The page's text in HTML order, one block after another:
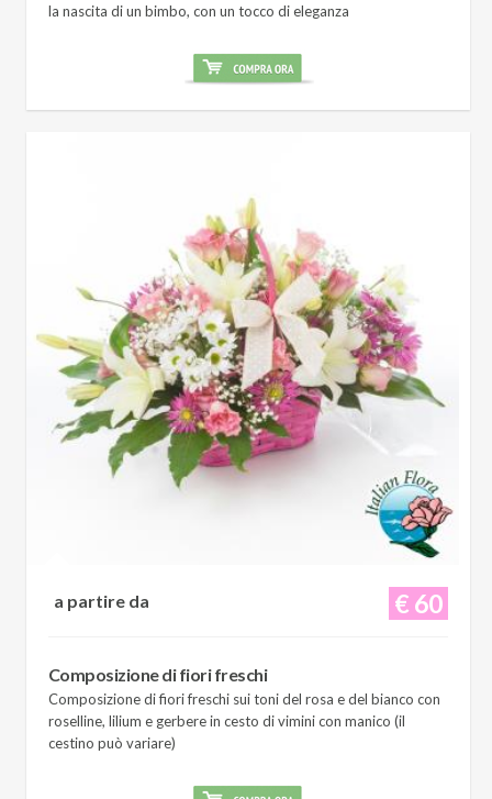
la nascita di un bimbo, con un tocco di eleganza
€ 60
a partire da
Composizione di fiori freschi
Composizione di fiori freschi sui toni del rosa e del bianco con
roselline, lilium e gerbere in cesto di vimini con manico (il
cestino può variare)